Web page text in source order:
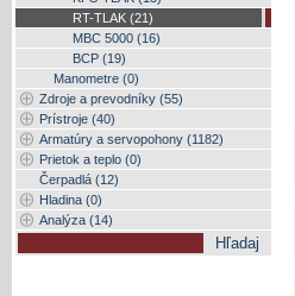
RT-TLAK (21)
MBC 5000 (16)
BCP (19)
Manometre (0)
Zdroje a prevodníky (55)
Prístroje (40)
Armatúry a servopohony (1182)
Prietok a teplo (0)
Čerpadlá (12)
Hladina (0)
Analýza (14)